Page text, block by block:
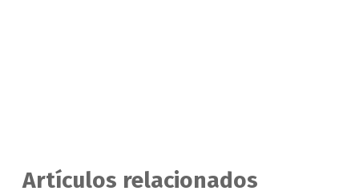
Artículos relacionados